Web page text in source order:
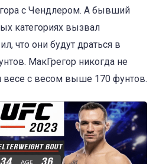
с Чендлером. А бывший
категориях вызвал
что они будут драться в
МакГрегор никогда не
весе с весом выше 170 фунтов.